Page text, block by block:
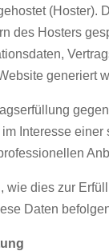
(Hoster).
des Hosters
generiert
Interesse
wie dies zur
Daten